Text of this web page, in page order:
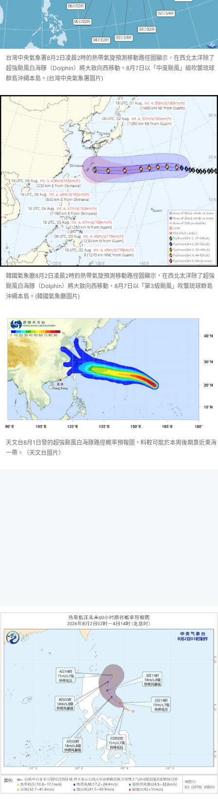
台灣中央氣象署8月2日凌晨2時的熱帶氣旋預測移動路徑圖顯示，在西北太洋除了
超強颱風白海豚（Dolphin）將大致向西移動，8月7日以「中度颱風」級吹襲琉球
群島沖繩本島。(台灣中央氣象署圖片)
韓國氣象廳8月2日凌晨2時的熱帶氣旋預測移動路徑圖顯示，在西北太洋除了超強
颱風白海豚（Dolphin）將大致向西移動，8月7日以「第3級颱風」吹襲琉球群島
沖繩本島。(韓國氣象廳圖片)
天文台8月1日發的超強颱風白海豚路徑概率預報圖，料較可能於本周後期靠近東海
一帶。（天文台圖片）